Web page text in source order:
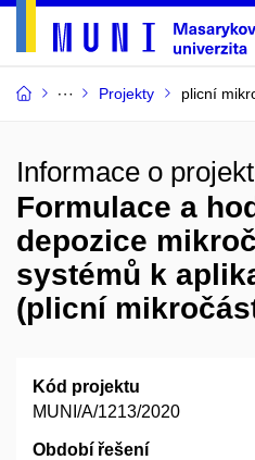
Projekty plicní
Informace o
Formulace a
depozice
systémů k
(plicní
Kód projektu
MUNI/A/1213/2020
Období řešení